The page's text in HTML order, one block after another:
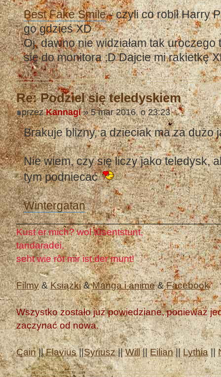
Best Fake Smile- czyli co robił Harry
go gdzieś XD
Oj, dawno nie widziałam tak
się do monitora ;D Dajcie mi rakietkę
Re: Podziel się teledyskiem
przezKannagi» 5 mar 2016, o 23:23
Brakuje blizny, a dzieciak ma za dużo
Nie wiem, czy się liczy jako teledysk,
tym podniecać
Wintergatan
Kust er mich? wol tûsentstunt,
tandaradei,
seht wie rôt mir ist der munt!
Filmy&Książki&Manga i anime&Facebook
Wszystko zostało już powiedziane, ponieważ
zaczynać od nowa.
Cain||Flavius||Syriusz||Will||Eilian||Lythia||